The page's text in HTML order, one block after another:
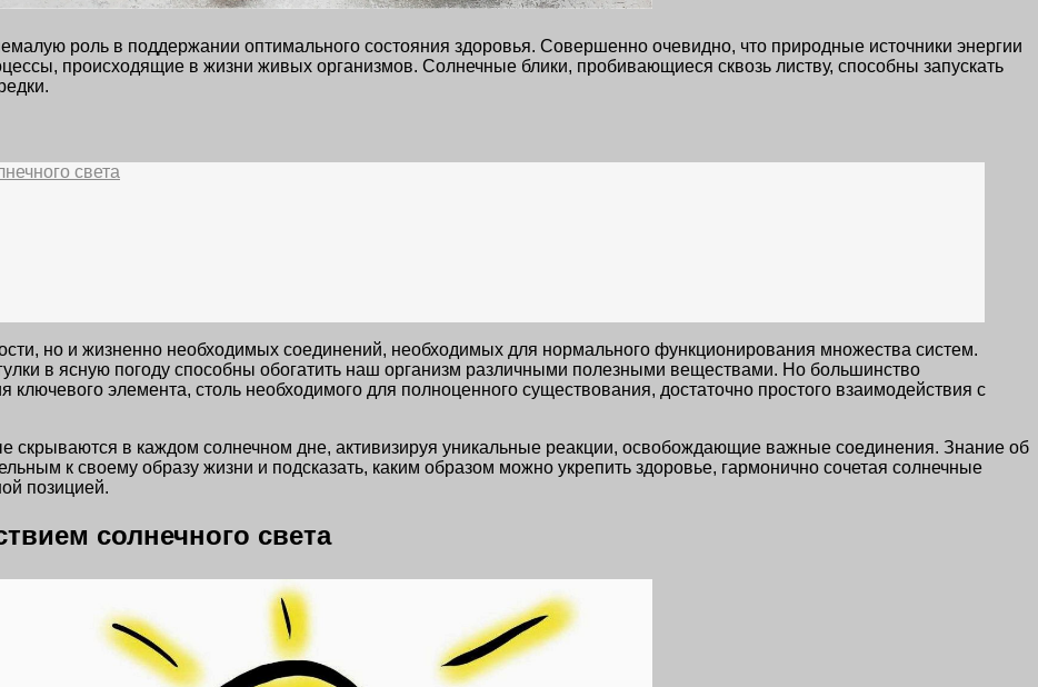
роль в поддержании оптимального состояния здоровья. Совершенно очевидно, что природные источники энергии
происходящие в жизни живых организмов. Солнечные блики, пробивающиеся сквозь листву, способны запускать
света
но и жизненно необходимых соединений, необходимых для нормального функционирования множества систем.
в ясную погоду способны обогатить наш организм различными полезными веществами. Но большинство
ключевого элемента, столь необходимого для полноценного существования, достаточно простого взаимодействия с
скрываются в каждом солнечном дне, активизируя уникальные реакции, освобождающие важные соединения. Знание об
к своему образу жизни и подсказать, каким образом можно укрепить здоровье, гармонично сочетая солнечные
позицией.
солнечного света